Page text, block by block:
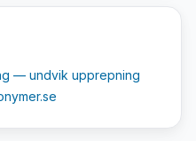
— undvik upprepning